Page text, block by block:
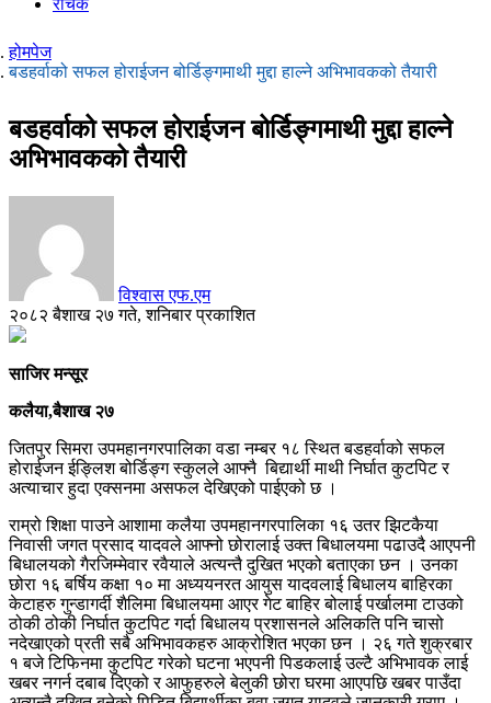
रोचक
होमपेज
बडहर्वाको सफल होराईजन बोर्डिङ्गमाथी मुद्दा हाल्ने अभिभावकको तैयारी
बडहर्वाको सफल होराईजन बोर्डिङ्गमाथी मुद्दा हाल्ने
अभिभावकको तैयारी
विश्वास एफ.एम
२०८२ बैशाख २७ गते, शनिबार प्रकाशित
साजिर मन्सूर
कलैया,बैशाख २७
जितपुर सिमरा उपमहानगरपालिका वडा नम्बर १८ स्थित बडहर्वाको सफल
होराईजन ईङ्लिश बोर्डिङ्ग स्कुलले आफ्नै बिद्यार्थी माथी निर्घात कुटपिट र
अत्याचार हुदा एक्सनमा असफल देखिएको पाईएको छ ।
राम्रो शिक्षा पाउने आशामा कलैया उपमहानगरपालिका १६ उतर झिटकैया
निवासी जगत प्रसाद यादवले आफ्नो छोरालाई उक्त बिधालयमा पढाउदै आएपनी
बिधालयको गैरजिम्मेवार रवैयाले अत्यन्तै दुखित भएको बताएका छन । उनका
छोरा १६ बर्षिय कक्षा १० मा अध्ययनरत आयुस यादवलाई बिधालय बाहिरका
केटाहरु गुन्डागर्दी शैलिमा बिधालयमा आएर गेट बाहिर बोलाई पर्खालमा टाउको
ठोकी ठोकी निर्घात कुटपिट गर्दा बिधालय प्रशासनले अलिकति पनि चासो
नदेखाएको प्रती सबै अभिभावकहरु आक्रोशित भएका छन । २६ गते शुक्रबार
१ बजे टिफिनमा कुटपिट गरेको घटना भएपनी पिडकलाई उल्टै अभिभावक लाई
खबर नगर्न दबाब दिएको र आफुहरुले बेलुकी छोरा घरमा आएपछि खबर पाउँदा